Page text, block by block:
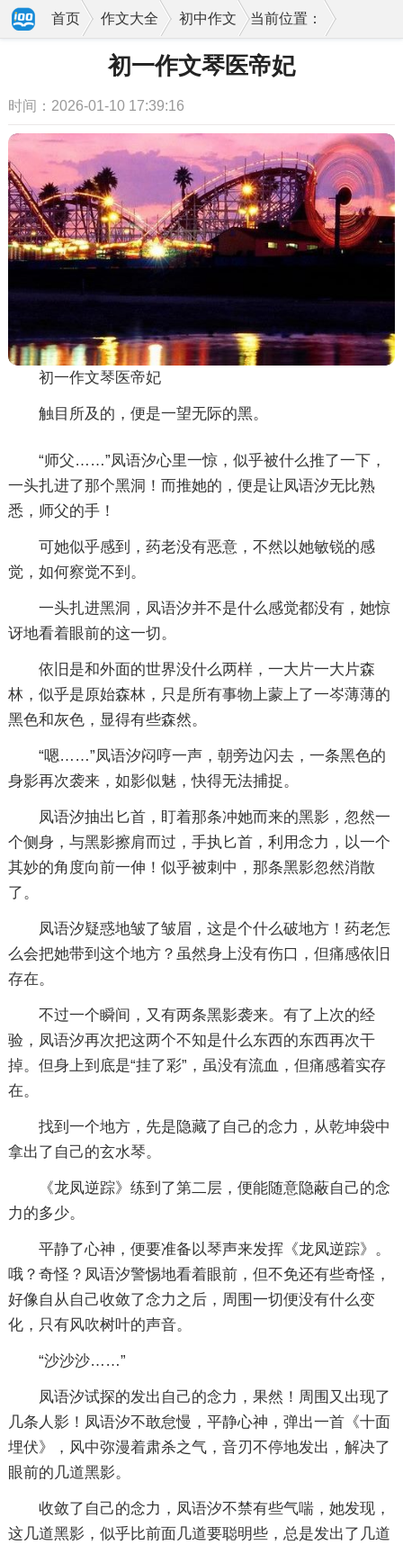
当前位置：
首页 作文大全 初中作文
初一作文琴医帝妃
时间：2026-01-10 17:39:16
初一作文琴医帝妃
触目所及的，便是一望无际的黑。
“师父……”凤语汐心里一惊，似乎被什么推了一下，
一头扎进了那个黑洞！而推她的，便是让凤语汐无比熟
悉，师父的手！
可她似乎感到，药老没有恶意，不然以她敏锐的感
觉，如何察觉不到。
一头扎进黑洞，凤语汐并不是什么感觉都没有，她惊
讶地看着眼前的这一切。
依旧是和外面的世界没什么两样，一大片一大片森
林，似乎是原始森林，只是所有事物上蒙上了一岑薄薄的
黑色和灰色，显得有些森然。
“嗯……”凤语汐闷哼一声，朝旁边闪去，一条黑色的
身影再次袭来，如影似魅，快得无法捕捉。
凤语汐抽出匕首，盯着那条冲她而来的黑影，忽然一
个侧身，与黑影擦肩而过，手执匕首，利用念力，以一个
其妙的角度向前一伸！似乎被刺中，那条黑影忽然消散
了。
凤语汐疑惑地皱了皱眉，这是个什么破地方！药老怎
么会把她带到这个地方？虽然身上没有伤口，但痛感依旧
存在。
不过一个瞬间，又有两条黑影袭来。有了上次的经
验，凤语汐再次把这两个不知是什么东西的东西再次干
掉。但身上到底是“挂了彩”，虽没有流血，但痛感着实存
在。
找到一个地方，先是隐藏了自己的念力，从乾坤袋中
拿出了自己的玄水琴。
《龙凤逆踪》练到了第二层，便能随意隐蔽自己的念
力的多少。
平静了心神，便要准备以琴声来发挥《龙凤逆踪》。
哦？奇怪？凤语汐警惕地看着眼前，但不免还有些奇怪，
好像自从自己收敛了念力之后，周围一切便没有什么变
化，只有风吹树叶的声音。
“沙沙沙……”
凤语汐试探的发出自己的念力，果然！周围又出现了
几条人影！凤语汐不敢怠慢，平静心神，弹出一首《十面
埋伏》，风中弥漫着肃杀之气，音刃不停地发出，解决了
眼前的几道黑影。
收敛了自己的念力，凤语汐不禁有些气喘，她发现，
这几道黑影，似乎比前面几道要聪明些，总是发出了几道